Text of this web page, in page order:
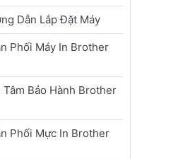
Dẫn Lắp Đặt Máy
Phối Máy In Brother
Bảo Hành Brother
Phối Mực In Brother